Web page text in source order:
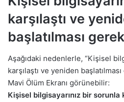
karşılaştı ve
başlatılması
Aşağıdaki nedenlerle, “Kişisel
karşılaştı ve yeniden
Mavi Ölüm Ekranı görünebilir:
Kişisel bilgisayarınız bir sorunla